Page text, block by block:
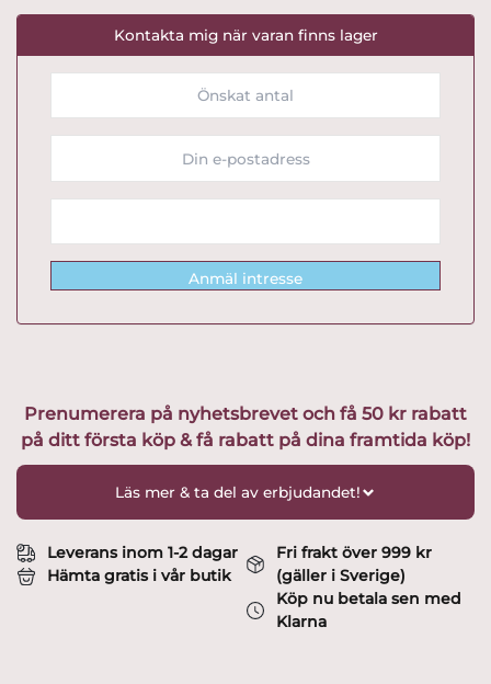
Kontakta mig när varan finns lager
Anmäl intresse
Prenumerera på nyhetsbrevet och få 50 kr rabatt
på ditt första köp & få rabatt på dina framtida köp!
Läs mer & ta del av erbjudandet!
Leverans inom 1-2 dagar
Hämta gratis i vår butik
Fri frakt över 999 kr
(gäller i Sverige)
Köp nu betala sen med
Klarna